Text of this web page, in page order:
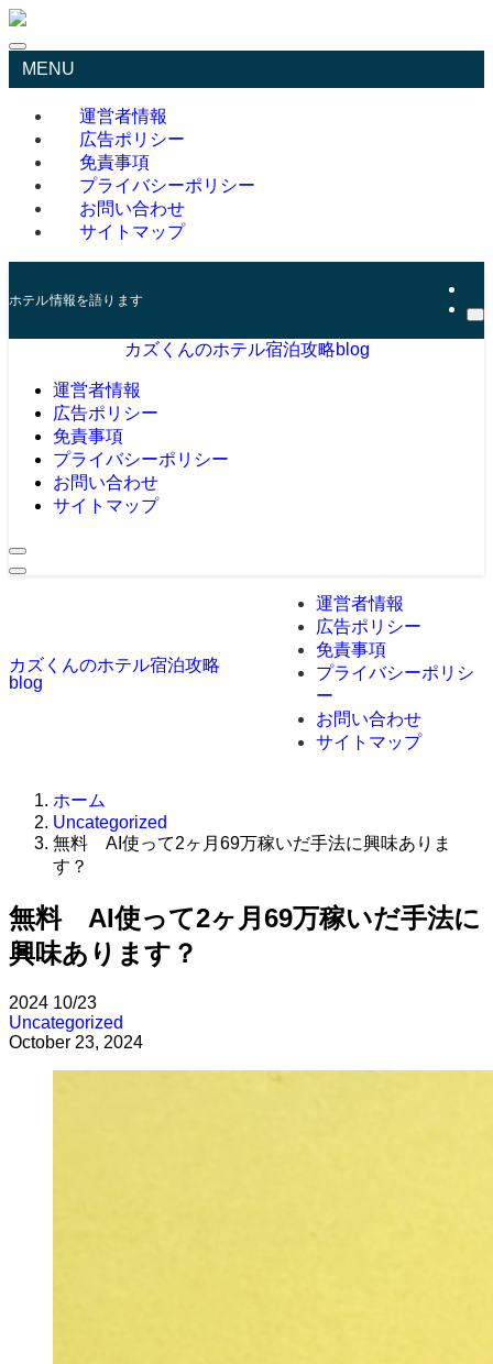
MENU
運営者情報
広告ポリシー
免責事項
プライバシーポリシー
お問い合わせ
サイトマップ
ホテル情報を語ります
カズくんのホテル宿泊攻略blog
運営者情報
広告ポリシー
免責事項
プライバシーポリシー
お問い合わせ
サイトマップ
カズくんのホテル宿泊攻略
blog
運営者情報
広告ポリシー
免責事項
プライバシーポリシ
ー
お問い合わせ
サイトマップ
ホーム
Uncategorized
無料 AI使って2ヶ月69万稼いだ手法に興味ありま
す？
無料 AI使って2ヶ月69万稼いだ手法に
興味あります？
2024 10/23
Uncategorized
October 23, 2024